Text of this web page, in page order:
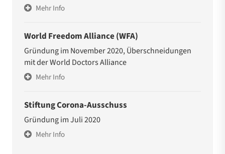
Mehr Info
World Freedom Alliance (WFA)
Gründung im November 2020, Überschneidungen
mit der World Doctors Alliance
Mehr Info
Stiftung Corona-Ausschuss
Gründung im Juli 2020
Mehr Info